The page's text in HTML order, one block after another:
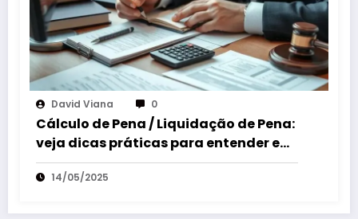
David Viana 0
Cálculo de Pena / Liquidação de Pena:
veja dicas práticas para entender e
revisar processos
14/05/2025